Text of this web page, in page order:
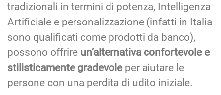
tradizionali in termini di potenza, Intelligenza
Artificiale e personalizzazione (infatti in Italia
sono qualificati come prodotti da banco),
possono offrire un’alternativa confortevole e
stilisticamente gradevoleper aiutare le
persone con una perdita di udito iniziale.